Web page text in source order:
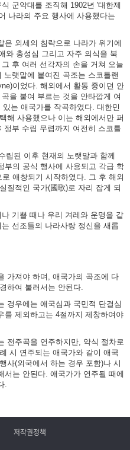
군악대를 조직해 1902년 '대한제
나라의 주요 행사에 사용했다는
은 외세의 침략으로 나라가 위기에
와 충성심 그리고 자주 의식을 북
후 여러 선각자의 손을 거쳐 오늘
랫말에 붙여진 곡조는 스코틀랜
이었다. 해외에서 활동 중이던 안
을 붙여 부르는 것을 안타깝게 여
는 애국가를 작곡하였다. 대한민
해 사용했으나 이는 해외에서만 퍼
부 수립 무렵까지 여전히 스코틀
립된 이후 현재의 노랫말과 함께
부의 공식 행사에 사용되고 각급 학
애창되기 시작하였다. 그 후 해외
질적인 국가(國歌)로 자리 잡게 되
기쁠 때나 우리 겨레와 운명을 같
선조들의 나라사랑 정신을 새롭
가져야 하며, 애국가의 곡조에 다
하여 불러서는 안된다.
경우에는 애국심과 국민적 단결심
를 제외하고는 4절까지 제창하여야
전주곡을 연주하지만, 약식 절차로
시 연주되는 애국가와 같이 애국
사(외국에서 하는 경우 포함)나 시
서는 안된다. 애국가가 연주될 때에
.
저작권정책